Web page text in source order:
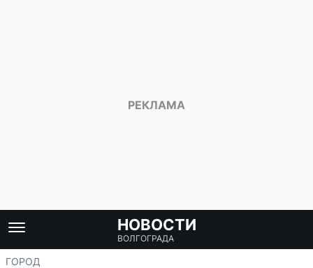
НОВОСТИ
ВОЛГОГРАДА
ГОРОД